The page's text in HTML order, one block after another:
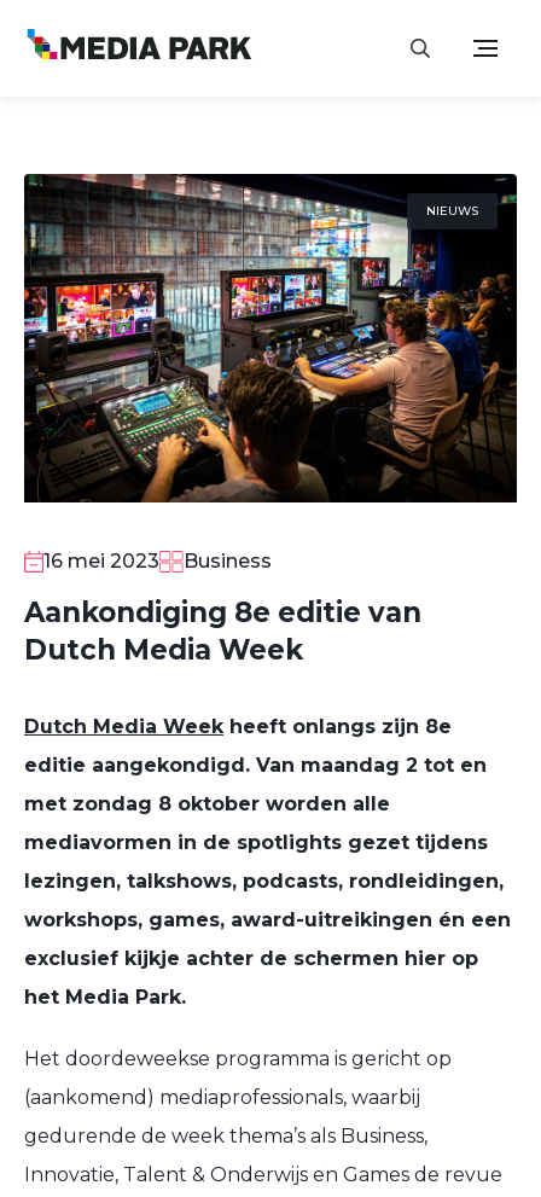
NIEUWS
16 mei 2023 Business
Aankondiging 8e editie van
Dutch Media Week
Dutch Media Weekheeft onlangs zijn 8e
editie aangekondigd. Van maandag 2 tot en
met zondag 8 oktober worden alle
mediavormen in de spotlights gezet tijdens
lezingen, talkshows, podcasts, rondleidingen,
workshops, games, award-uitreikingen én een
exclusief kijkje achter de schermen hier op
het Media Park.
Het doordeweekse programma is gericht op
(aankomend) mediaprofessionals, waarbij
gedurende de week thema’s als Business,
Innovatie, Talent & Onderwijs en Games de revue